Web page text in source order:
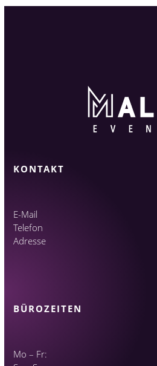
KONTAKT
E-Mail
Telefon
Adresse
BÜROZEITEN
Mo – Fr: